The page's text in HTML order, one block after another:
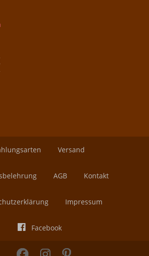
Versand
AGB Kontakt
Impressum
Facebook